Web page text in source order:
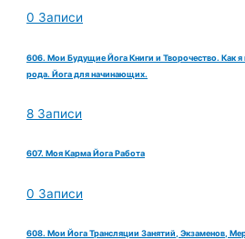
0 Записи
606. Мои Будущие Йога Книги и Творочество. Как
рода. Йога для начинающих.
8 Записи
607. Моя Карма Йога Работа
0 Записи
608. Мои Йога Трансляции Занятий, Экзаменов,